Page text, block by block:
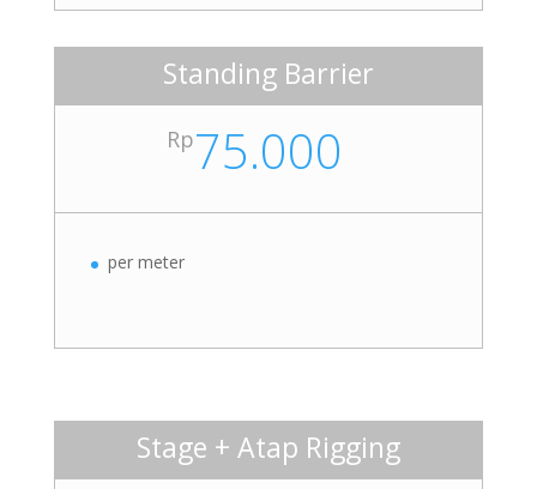
Standing Barrier
Rp75.000
per meter
Stage + Atap Rigging